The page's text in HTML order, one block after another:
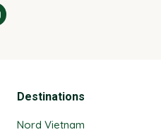
Destinations
Nord Vietnam